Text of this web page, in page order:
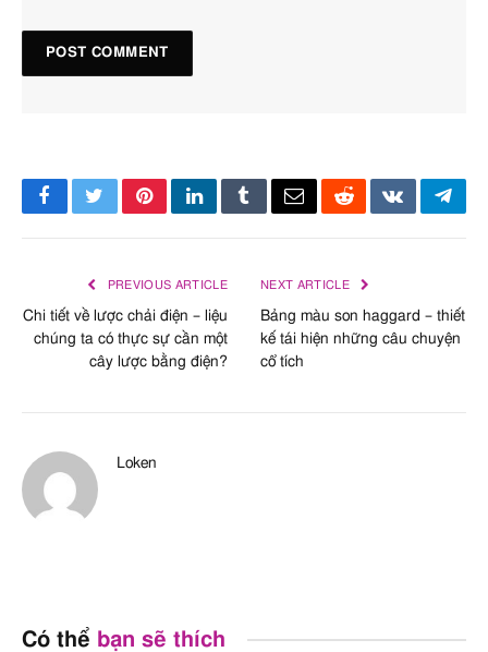
FacebookTwitterPinterestLinkedInTumblrEmailRedditVKontakte
PREVIOUS ARTICLE
Chi tiết về lược chải điện – liệu
chúng ta có thực sự cần một
cây lược bằng điện?
NEXT ARTICLE
Bảng màu son haggard – thiết
kế tái hiện những câu chuyện
cổ tích
Loken
Có thể bạn sẽ thích